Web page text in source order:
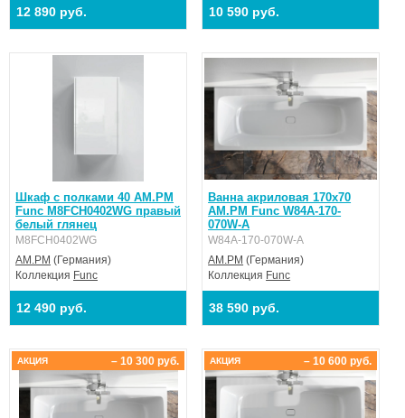
12 890 руб. 10 590 руб.
Шкаф с полками 40 AM.PM
Func M8FCH0402WG правый
белый глянец
M8FCH0402WG
AM.PM (Германия)
Коллекция Func
12 490 руб.
Ванна акриловая 170x70
AM.PM Func W84A-170-
070W-A
W84A-170-070W-A
AM.PM (Германия)
Коллекция Func
38 590 руб.
– 10 300 руб.
АКЦИЯ – 10 600 руб.
АКЦИЯ